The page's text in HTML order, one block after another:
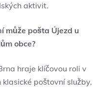
aktivit.
může pošta Újezd u
obce?
hraje klíčovou roli v
poštovní služby,